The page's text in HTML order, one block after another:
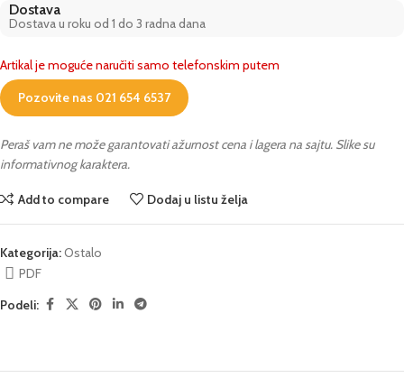
Dostava
Dostava u roku od 1 do 3 radna dana
Artikal je moguće naručiti samo telefonskim putem
Pozovite nas 021 654 6537
Peraš vam ne može garantovati ažurnost cena i lagera na sajtu. Slike su
informativnog karaktera.
Add to compare Dodaj u listu želja
Kategorija:Ostalo
PDF
Podeli: